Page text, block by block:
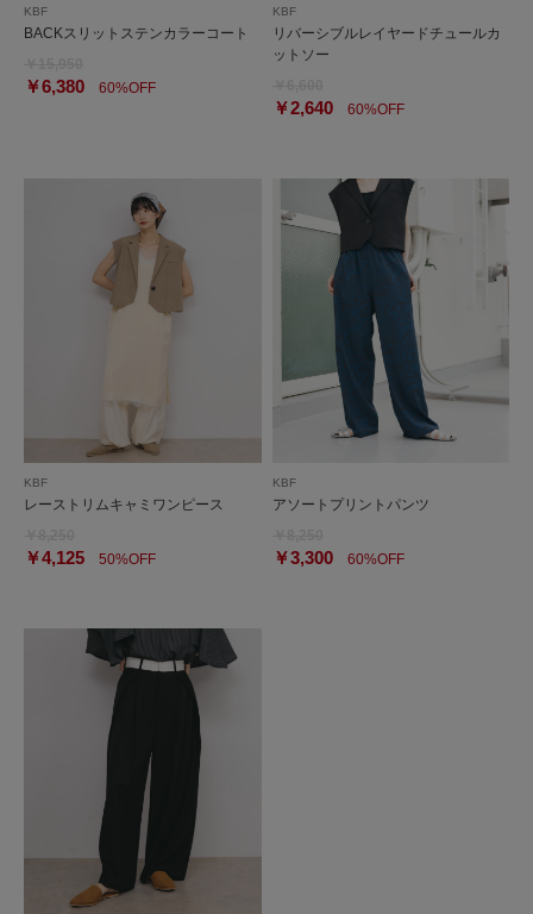
KBF
BACKスリットステンカラーコート
￥6,380 60%OFF
KBF
リバーシブルレイヤードチュールカ
ットソー
￥2,64060%OFF
KBF
レーストリムキャミワンピース
￥4,125 50%OFF
KBF
アソートプリントパンツ
￥3,30060%OFF